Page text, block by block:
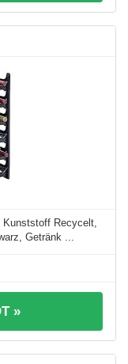
Recycelt,
Getränk ...
»